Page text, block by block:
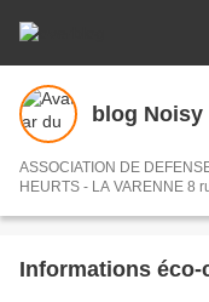
blog Noisy
ASSOCIATION DE
HEURTS - LA VARENNE 8
Informations